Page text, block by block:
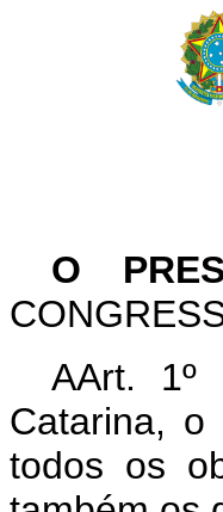
O
AArt. 1º
Catarina, o
todos os